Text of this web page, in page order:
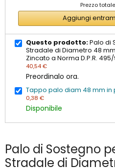
Prezzo
Aggiungi
Questo prodotto:Palo di
Stradale di Diametro 48
Zincato a Norma D.P.R.
40,54 €
Preordinalo ora.
Tappo palo diam 48 mm in
0,38 €
Disponibile
Palo di Sostegno
Stradale di